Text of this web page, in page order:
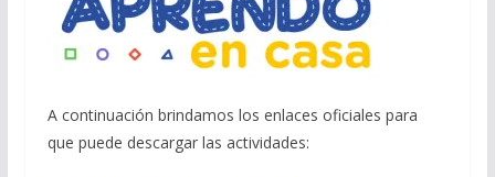
A continuación brindamos los enlaces oficiales para
que puede descargar las actividades: